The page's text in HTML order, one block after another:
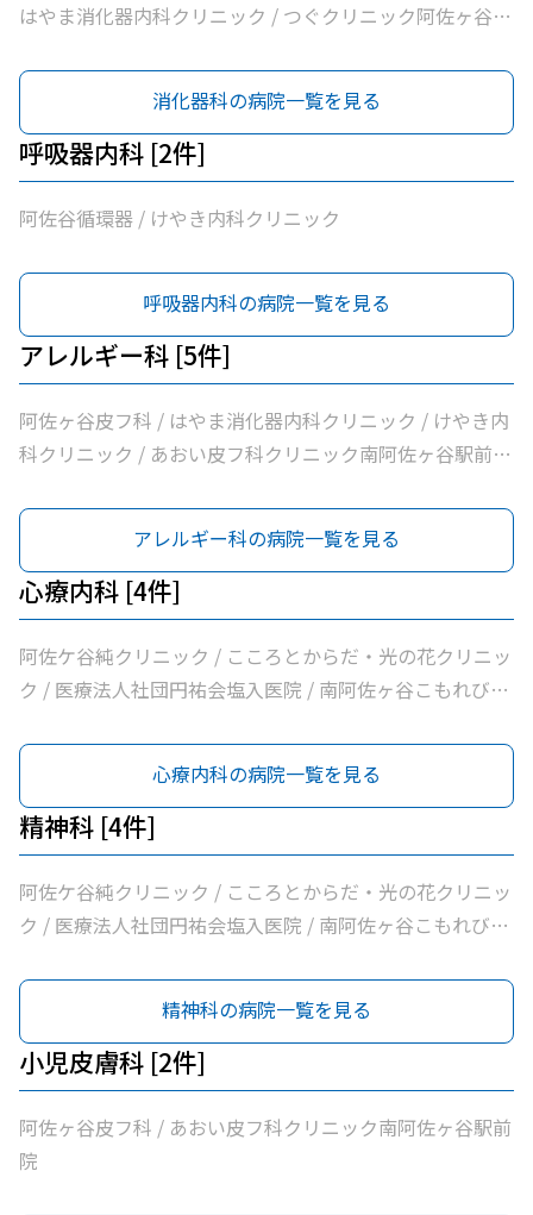
はやま消化器内科クリニック / つぐクリニック阿佐ヶ谷 /
消化器科の病院一覧を見る
呼吸器内科 [2件]
阿佐谷循環器 / けやき内科クリニック
呼吸器内科の病院一覧を見る
アレルギー科 [5件]
阿佐ヶ谷皮フ科 / はやま消化器内科クリニック / けやき内
科クリニック / あおい皮フ科クリニック南阿佐ヶ谷駅前院
アレルギー科の病院一覧を見る
心療内科 [4件]
阿佐ケ谷純クリニック / こころとからだ・光の花クリニッ
ク / 医療法人社団円祐会塩入医院 / 南阿佐ヶ谷こもれびメ
心療内科の病院一覧を見る
精神科 [4件]
阿佐ケ谷純クリニック / こころとからだ・光の花クリニッ
ク / 医療法人社団円祐会塩入医院 / 南阿佐ヶ谷こもれびメ
精神科の病院一覧を見る
小児皮膚科 [2件]
阿佐ヶ谷皮フ科 / あおい皮フ科クリニック南阿佐ヶ谷駅前
院